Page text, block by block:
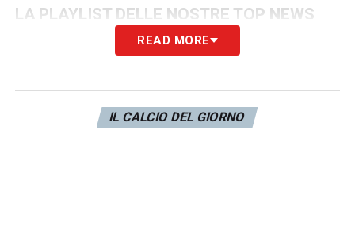
LA PLAYLIST DELLE NOSTRE TOP NEWS
READ MORE
IL CALCIO DEL GIORNO